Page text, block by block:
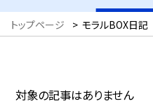
トップページ > モラルBOX日記
対象の記事はありません